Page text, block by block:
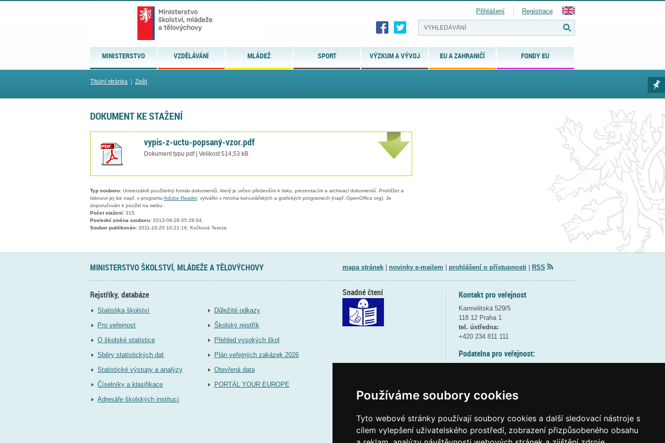
Používáme soubory cookies
Tyto webové stránky používají soubory cookies a další sledovací nástroje s
cílem vylepšení uživatelského prostředí, zobrazení přizpůsobeného obsahu
MINISTERSTVO VZDĚLÁVÁNÍ MLÁDEŽ SPORT VÝZKUM A VÝVOJ EU A ZAHRANIČÍ FONDY EU
Přihlášení Registrace
Titulní stránka Zpět
DOKUMENT KE STAŽENÍ
vypis-z-uctu-popsaný-vzor.pdf
Dokument typu pdf | Velikost 514,53 kB
Typ souboru: Univerzálně použitelný formát dokumentů, který je určen především k tisku, prezentacím a archivaci dokumentů. Prohlížet a
tisknout jej lze např. v programu Adobe Reader, vytvářet v mnoha kancelářských a grafických programech (např. OpenOffice.org). Je
doporučován k použití na webu.
Počet stažení: 315
Poslední změna souboru: 2013-09-28 05:28:04
Soubor publikován: 2011-10-20 10:21:16, Kočková Tereza
MINISTERSTVO ŠKOLSTVÍ, MLÁDEŽE A TĚLOVÝCHOVY mapa stránek| novinky e-mailem prohlášení o přístupnosti RSS
Rejstříky, databáze
Statistika školství
Pro veřejnost
O školské statistice
Sběry statistických dat
Statistické výstupy a analýzy
Číselníky a klasifikace
Adresáře školských institucí
Důležité odkazy
Školský rejstřík
Přehled vysokých škol
Plán veřejných zakázek 2026
Otevřená data
PORTÁL YOUR EUROPE
Kontakt pro veřejnost
Karmelitská 529/5
118 12 Praha 1
tel. ústředna:
+420 234 811 111
Podatelna pro veřejnost:
(více informací
Elektronická podatelna:
Snadné čtení